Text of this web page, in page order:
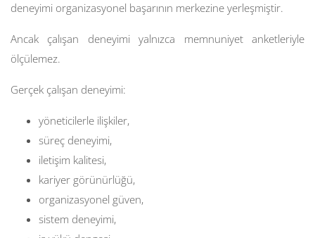
deneyimi organizasyonel başarının merkezine yerleşmiştir.
Ancak çalışan deneyimi yalnızca memnuniyet anketleriyle
ölçülemez.
Gerçek çalışan deneyimi:
yöneticilerle ilişkiler,
süreç deneyimi,
iletişim kalitesi,
kariyer görünürlüğü,
organizasyonel güven,
sistem deneyimi,